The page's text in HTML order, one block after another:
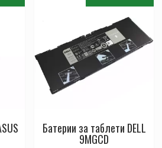
Батерии за таблети DELL
9MGCD